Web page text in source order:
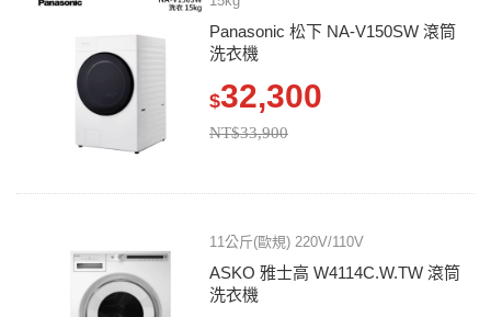
Panasonic 松下 NA-V150SW 滾筒
洗衣機
$32,300
NT$33,900
11公斤(歐規) 220V/110V
ASKO 雅士高 W4114C.W.TW 滾筒
洗衣機